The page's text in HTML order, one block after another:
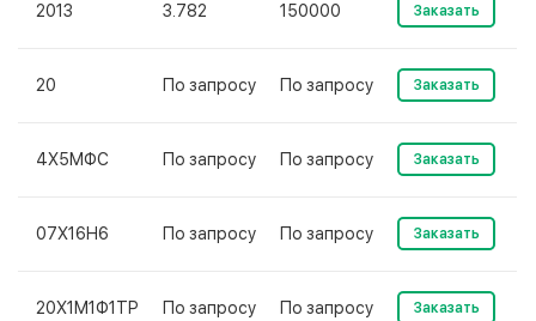
2013 3.782 150000 Заказать
20 По запросу По запросу Заказать
4Х5МФС По запросу По запросу Заказать
07Х16Н6 По запросу По запросу Заказать
20Х1М1Ф1ТР По запросу По запросу Заказать